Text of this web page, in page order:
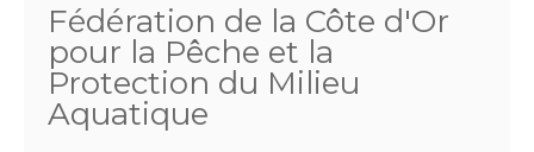
Fédération de la Côte d'Or
pour la Pêche et la
Protection du Milieu
Aquatique